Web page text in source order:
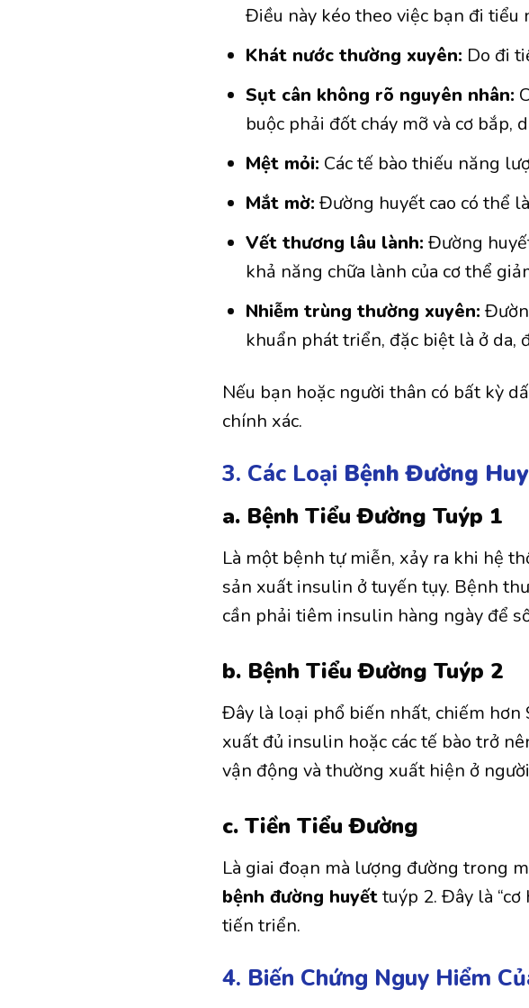
Điều này kéo theo việc bạn đi tiểu
Khát nước thường xuyên: Do đi
Sụt cân không rõ nguyên nhân:
buộc phải đốt cháy mỡ và cơ bắp,
Mệt mỏi: Các tế bào thiếu năng
Mắt mờ: Đường huyết cao có thể
Vết thương lâu lành: Đường
khả năng chữa lành của cơ thể
Nhiễm trùng thường xuyên:
khuẩn phát triển, đặc biệt là ở da,
Nếu bạn hoặc người thân có bất kỳ
chính xác.
3. Các Loại Bệnh Đường
a. Bệnh Tiểu Đường Tuýp 1
Là một bệnh tự miễn, xảy ra khi hệ
sản xuất insulin ở tuyến tụy. Bệnh
cần phải tiêm insulin hàng ngày để
b. Bệnh Tiểu Đường Tuýp 2
Đây là loại phổ biến nhất, chiếm hơn
xuất đủ insulin hoặc các tế bào trở
vận động và thường xuất hiện ở
c. Tiền Tiểu Đường
Là giai đoạn mà lượng đường trong
bệnh đường huyếttuýp 2. Đây là
tiến triển.
4. Biến Chứng Nguy Hiểm